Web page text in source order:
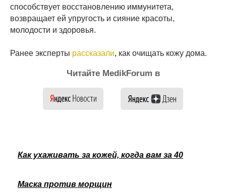
способствует восстановлению иммунитета,
возвращает ей упругость и сияние красоты,
молодости и здоровья.
Ранее эксперты рассказали, как очищать кожу дома.
Читайте MedikForum в
Как ухаживать за кожей, когда вам за 40
Маска против морщин